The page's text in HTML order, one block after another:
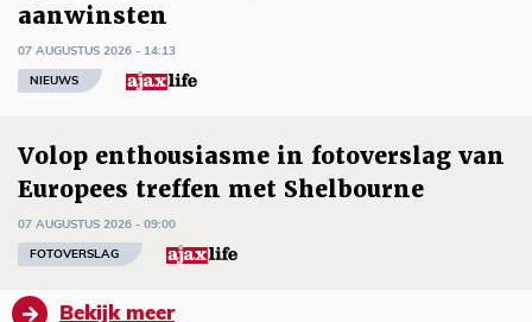
aanwinsten
07 AUGUSTUS 2026 - 14:13
NIEUWS
Volop enthousiasme in fotoverslag van
Europees treffen met Shelbourne
07 AUGUSTUS 2026 - 09:00
FOTOVERSLAG
Bekijk meer